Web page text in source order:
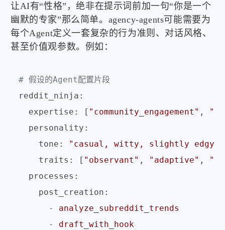
让AI有“性格”，绝非在提示词前加一句“你是一个
幽默的专家”那么简单。agency-agents可能需要为
每个Agent定义一套复杂的行为准则、对话风格、
甚至价值观参数。例如：
# 假设的Agent配置片段
reddit_ninja:
expertise:
[ "community_engagement" ,
personality:
tone:
"casual, witty, slightly edgy"
traits:
[ "observant" , "adaptive" ,
processes:
post_creation:
-
analyze_subreddit_trends
-
draft_with_hook